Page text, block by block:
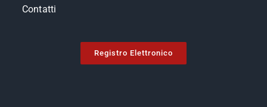
Contatti
Registro Elettronico